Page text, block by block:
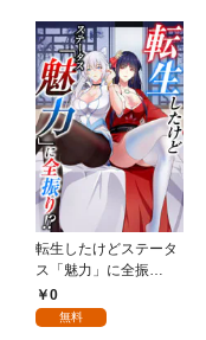
転生したけどステータ
ス「魅力」に全振
り！？(1)
0
無料